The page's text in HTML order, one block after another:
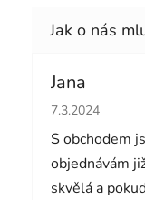
Jana
Hodnocení
7.3.2024
S obchodem
objednávám
skvělá a